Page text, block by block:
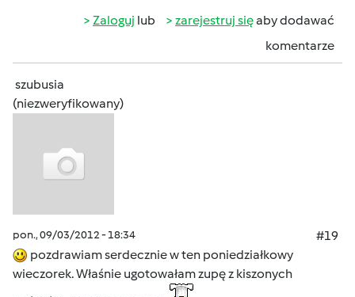
Zaloguj lub zarejestruj sięaby dodawać
komentarze
szubusia
(niezweryfikowany)
pon., 09/03/2012 - 18:34
#19
pozdrawiam serdecznie w ten poniedziałkowy
wieczorek. Właśnie ugotowałam zupę z kiszonych